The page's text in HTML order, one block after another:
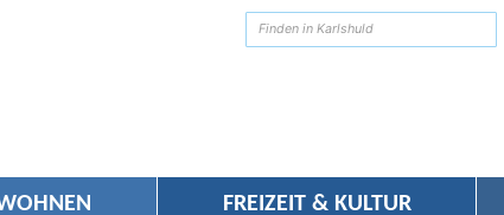
FREIZEIT & KULTUR